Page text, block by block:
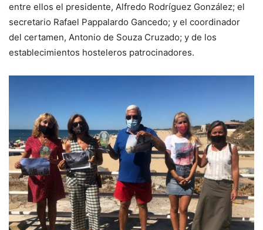
entre ellos el presidente, Alfredo Rodríguez González; el
secretario Rafael Pappalardo Gancedo; y el coordinador
del certamen, Antonio de Souza Cruzado; y de los
establecimientos hosteleros patrocinadores.